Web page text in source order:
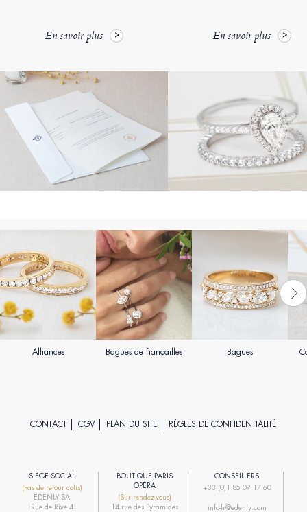
En savoir plus En savoir plus
Alliances Bagues de fiançailles Bagues
CONTACT CGV PLAN DU SITE RÈGLES DE CONFIDENTIALITÉ
SIÈGE SOCIAL
(Pas de retour colis)
EDENLY SA
Rue de Rive 4
BOUTIQUE PARIS
OPÉRA
(Sur rendez-vous)
14 rue des Pyramides
CONSEILLERS
+33 (0)1 85 09 17 60
info-fr@edenly.com